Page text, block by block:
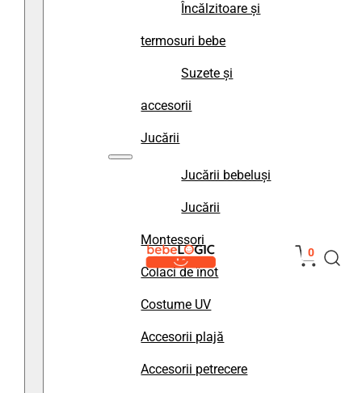
Încălzitoare și
termosuri bebe
Suzete și
accesorii
Jucării
Jucării bebeluși
Jucării
Montessori
Colaci de înot
Costume UV
Accesorii plajă
Accesorii petrecere
0